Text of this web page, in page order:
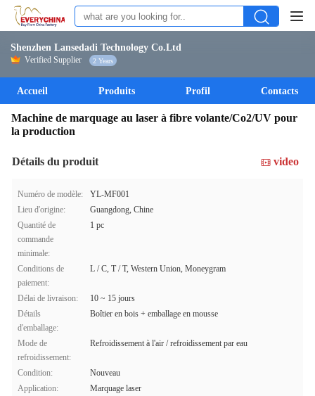
Shenzhen Lansedadi Technology Co.Ltd
Verified Supplier 2 Years
Accueil Produits Profil Contacts
Machine de marquage au laser à fibre volante/Co2/UV pour
la production
Détails du produit video
Numéro de modèle:
YL-MF001
Lieu d'origine:
Guangdong, Chine
Quantité de
commande
minimale:
1 pc
Conditions de
paiement:
L / C, T / T, Western Union, Moneygram
Délai de livraison:
10 ~ 15 jours
Détails
d'emballage:
Boîtier en bois + emballage en mousse
Mode de
refroidissement:
Refroidissement à l'air / refroidissement par eau
Condition:
Nouveau
Application:
Marquage laser